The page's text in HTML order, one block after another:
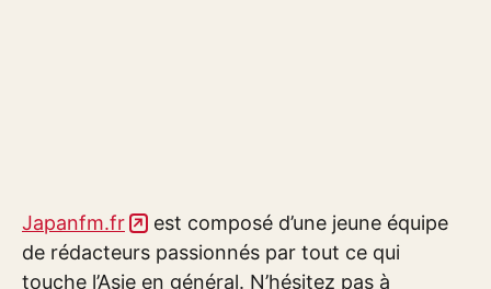
Japanfm.fr
est composé d’une jeune équipe
de rédacteurs passionnés par tout ce qui
touche l’Asie en général. N’hésitez pas à